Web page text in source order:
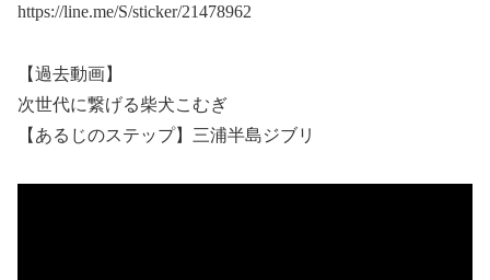
https://line.me/S/sticker/21478962
【過去動画】
次世代に繋げる柴犬こむぎ
【あるじのステップ】三浦半島ジブリ